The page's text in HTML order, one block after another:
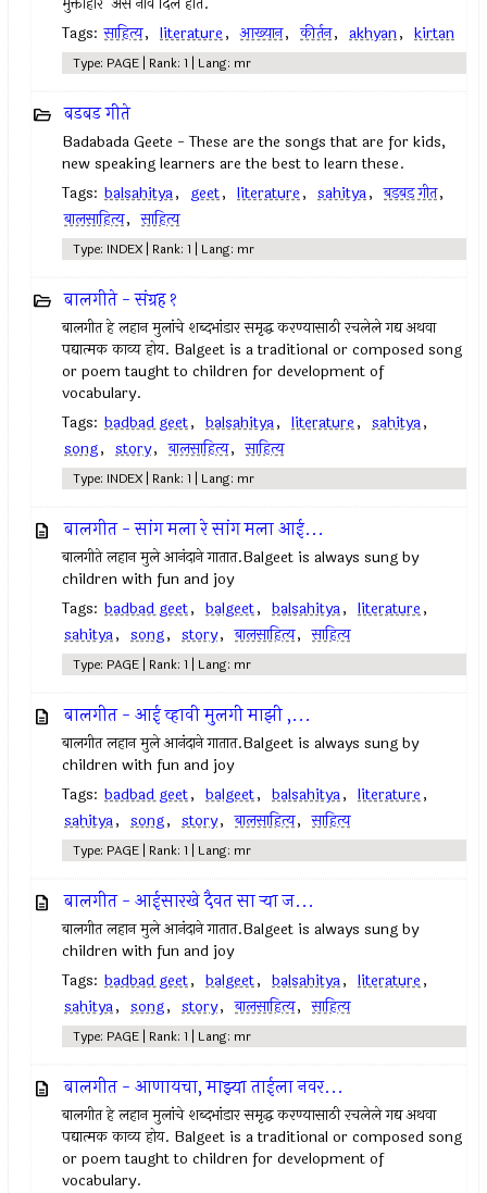
Tags: साहित्य, literature, आख्यान, कीर्तन, akhyan, kirtan
Type: PAGE | Rank: 1 | Lang: mr
बडबड गीते
Badabada Geete - These are the songs that are for kids,
new speaking learners are the best to learn these.
Tags: balsahitya, geet, literature, sahitya, बडबड गीत,
बालसाहित्य, साहित्य
Type: INDEX | Rank: 1 | Lang: mr
बालगीते - संग्रह १
बालगीत हे लहान मुलांचे शब्दभांडार समृद्ध करण्यासाठी रचलेले गद्य अथवा
पद्यात्मक काव्य होय. Balgeet is a traditional or composed song
or poem taught to children for development of
vocabulary.
Tags: badbad geet, balsahitya, literature, sahitya,
song, story, बालसाहित्य, साहित्य
Type: INDEX | Rank: 1 | Lang: mr
बालगीत - सांग मला रे सांग मला आई...
बालगीते लहान मुले आनंदाने गातात.Balgeet is always sung by
children with fun and joy
Tags: badbad geet, balgeet, balsahitya, literature,
sahitya, song, story, बालसाहित्य, साहित्य
Type: PAGE | Rank: 1 | Lang: mr
बालगीत - आई व्हावी मुलगी माझी ,...
बालगीत लहान मुले आनंदाने गातात.Balgeet is always sung by
children with fun and joy
Tags: badbad geet, balgeet, balsahitya, literature,
sahitya, song, story, बालसाहित्य, साहित्य
Type: PAGE | Rank: 1 | Lang: mr
बालगीत - आईसारखे दैवत सा र्‍या ज...
बालगीत लहान मुले आनंदाने गातात.Balgeet is always sung by
children with fun and joy
Tags: badbad geet, balgeet, balsahitya, literature,
sahitya, song, story, बालसाहित्य, साहित्य
Type: PAGE | Rank: 1 | Lang: mr
बालगीत - आणायचा, माझ्या ताईला नवर...
बालगीत हे लहान मुलांचे शब्दभांडार समृद्ध करण्यासाठी रचलेले गद्य अथवा
पद्यात्मक काव्य होय. Balgeet is a traditional or composed song
or poem taught to children for development of
vocabulary.